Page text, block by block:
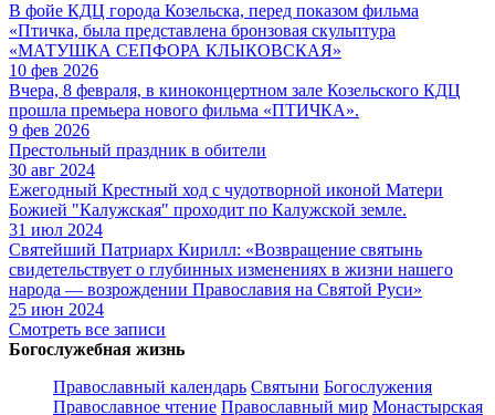
В фойе КДЦ города Козельска, перед показом фильма
«Птичка, была представлена бронзовая скульптура
«МАТУШКА СЕПФОРА КЛЫКОВСКАЯ»
10 фев 2026
Вчера, 8 февраля, в киноконцертном зале Козельского КДЦ
прошла премьера нового фильма «ПТИЧКА».
9 фев 2026
Престольный праздник в обители
30 авг 2024
Ежегодный Крестный ход с чудотворной иконой Матери
Божией "Калужская" проходит по Калужской земле.
31 июл 2024
Святейший Патриарх Кирилл: «Возвращение святынь
свидетельствует о глубинных изменениях в жизни нашего
народа — возрождении Православия на Святой Руси»
25 июн 2024
Смотреть все записи
Богослужебная жизнь
Православный календарь Святыни Богослужения
Православное чтение Православный мир Монастырская